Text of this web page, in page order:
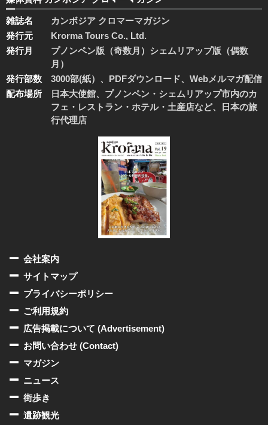
雑誌名
カンボジア クロマーマガジン
発行元
Krorma Tours Co., Ltd.
発行月
プノンペン版（奇数月）シェムリアップ版（偶数
月）
発行部数
3000部(紙）、PDFダウンロード、Webメルマガ配信
配布場所
日本大使館、プノンペン・シェムリアップ市内のカ
フェ・レストラン・ホテル・土産店など、日本の旅
行代理店
会社案内
サイトマップ
プライバシーポリシー
ご利用規約
広告掲載について (Advertisement)
お問い合わせ (Contact)
マガジン
ニュース
街歩き
遺跡観光